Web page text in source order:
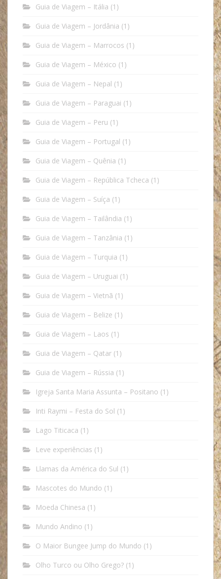
Guia de Viagem – Itália (1)
Guia de Viagem – Jordânia (1)
Guia de Viagem – Marrocos (1)
Guia de Viagem – México (1)
Guia de Viagem – Nepal (1)
Guia de Viagem – Paraguai (1)
Guia de Viagem – Peru (1)
Guia de Viagem – Portugal (1)
Guia de Viagem – Quênia (1)
Guia de Viagem – República Tcheca (1)
Guia de Viagem – Suíça (1)
Guia de Viagem – Tailândia (1)
Guia de Viagem – Tanzânia (1)
Guia de Viagem – Turquia (1)
Guia de Viagem – Uruguai (1)
Guia de Viagem – Vietnã (1)
Guia de Viagem – Belize (1)
Guia de Viagem – Laos (1)
Guia de Viagem – Qatar (1)
Guia de Viagem – Rússia (1)
Igreja Santa Maria Assunta – Positano (1)
Inti Raymi – Festa do Sol (1)
Lago Titicaca (1)
Leve experiências (1)
Llamas da América do Sul (1)
Mascotes do Mundo (1)
Moeda Chinesa (1)
Mundo Andino (1)
O Maior Bungee Jump do Mundo (1)
Olho Turco ou Olho Grego? (1)